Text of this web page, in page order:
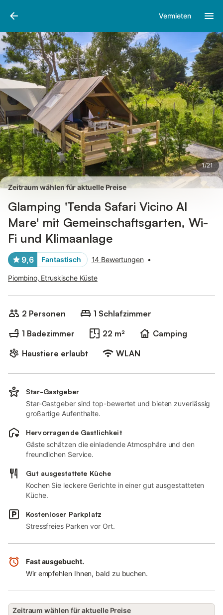
Vermieten
1/21
Bilder
Zeitraum wählen für aktuelle Preise
Glamping 'Tenda Safari Vicino Al
Mare' mit Gemeinschaftsgarten, Wi-
Fi und Klimaanlage
9,6 Fantastisch 14 Bewertungen •
Piombino, Etruskische Küste
2 Personen
1 Schlafzimmer
1 Badezimmer
22 m²
Camping
Haustiere erlaubt
WLAN
Star-Gastgeber
Star-Gastgeber sind top-bewertet und bieten zuverlässig
großartige Aufenthalte.
Hervorragende Gastlichkeit
Gäste schätzen die einladende Atmosphäre und den
freundlichen Service.
Gut ausgestattete Küche
Kochen Sie leckere Gerichte in einer gut ausgestatteten
Küche.
Kostenloser Parkplatz
Stressfreies Parken vor Ort.
Fast ausgebucht.
Wir empfehlen Ihnen, bald zu buchen.
Zeitraum wählen für aktuelle Preise